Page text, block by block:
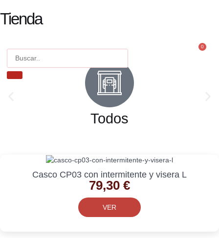
0
Tienda
Todos
Casco CP03 con intermitente y visera L
79,30 €
VER